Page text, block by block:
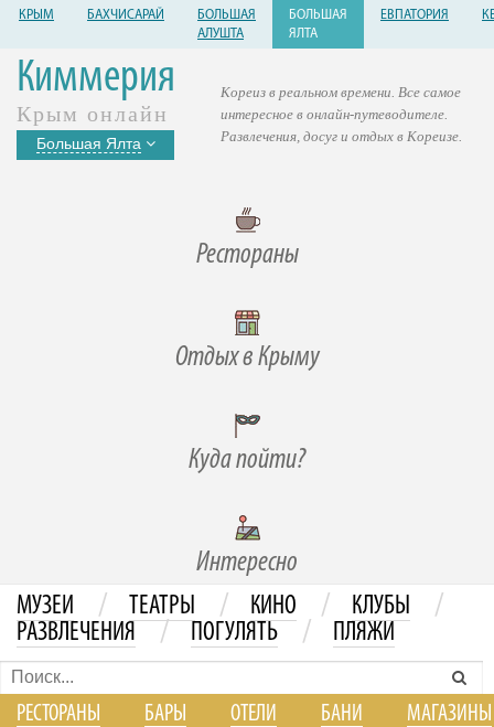
КРЫМ БАХЧИСАРАЙ
БОЛЬШАЯ
АЛУШТА
БОЛЬШАЯ
ЯЛТА
ЕВПАТОРИЯ
Киммерия
Крым онлайн
Большая Ялта
Рестораны
Отдых в Крыму
Куда пойти?
Интересно
Кореиз в реальном времени. Все самое
интересное в онлайн-путеводителе.
Развлечения, досуг и отдых в Кореизе.
МУЗЕИ / ТЕАТРЫ / КИНО / КЛУБЫ /
РАЗВЛЕЧЕНИЯ / ПОГУЛЯТЬ / ПЛЯЖИ
РЕСТОРАНЫ БАРЫ ОТЕЛИ БАНИ МАГАЗИНЫ